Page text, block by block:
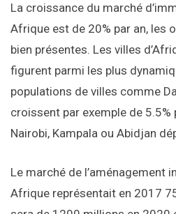
La croissance du marché
Afrique est de 20% par an, les
bien présentes. Les villes
figurent parmi les plus
populations de villes comme
croissent par exemple de 5.5%
Nairobi, Kampala ou Abidjan
Le marché de l’aménagement
Afrique représentait en 2017